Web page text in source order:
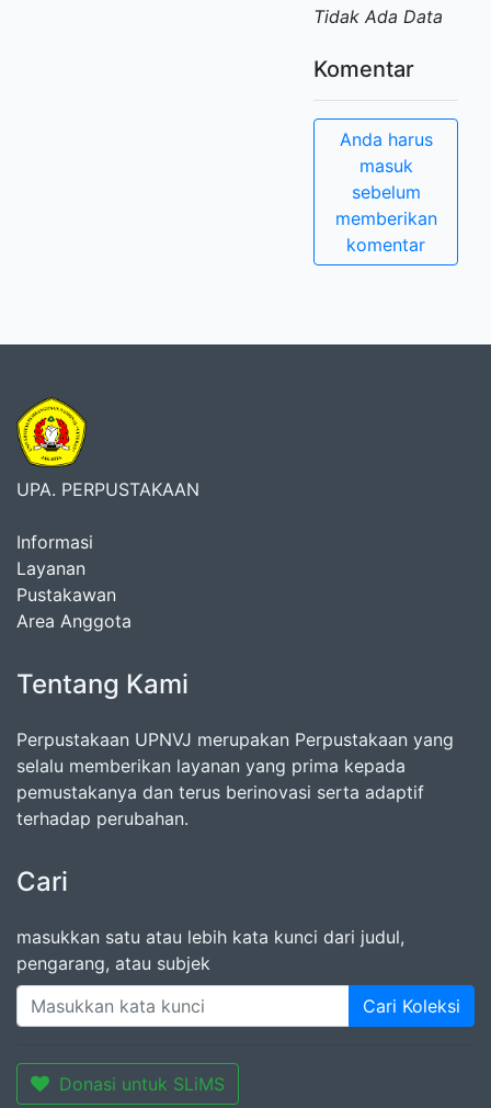
Tidak Ada Data
Komentar
Anda harus
masuk
sebelum
memberikan
komentar
UPA. PERPUSTAKAAN
Informasi
Layanan
Pustakawan
Area Anggota
Tentang Kami
Perpustakaan UPNVJ merupakan Perpustakaan yang
selalu memberikan layanan yang prima kepada
pemustakanya dan terus berinovasi serta adaptif
terhadap perubahan.
Cari
masukkan satu atau lebih kata kunci dari judul,
pengarang, atau subjek
Cari Koleksi
Donasi untuk SLiMS